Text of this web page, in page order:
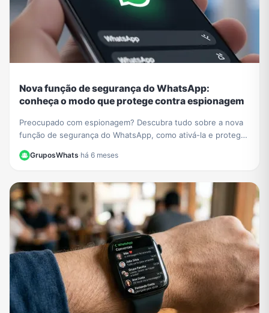
Nova função de segurança do WhatsApp:
conheça o modo que protege contra espionagem
Preocupado com espionagem? Descubra tudo sobre a nova
função de segurança do WhatsApp, como ativá-la e proteger
suas conversas de malwares e ataques.
GruposWhats·há 6 meses